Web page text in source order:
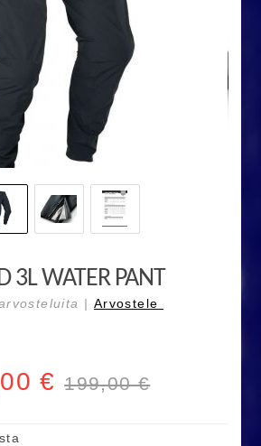
3L WATER PANT
| Arvostele
€ 199,00 €